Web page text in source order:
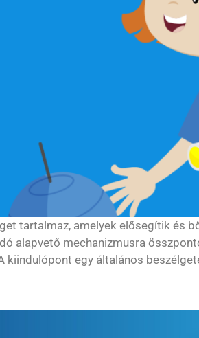
tartalmaz, amelyek elősegítik és
alapvető mechanizmusra
egy általános